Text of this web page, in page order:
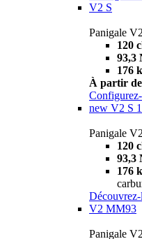
V2 S
Panigale
120
93,3
176
À partir de
new V2 S
Panigale
120
93,3
176
Découvrez-
V2 MM93
Panigale